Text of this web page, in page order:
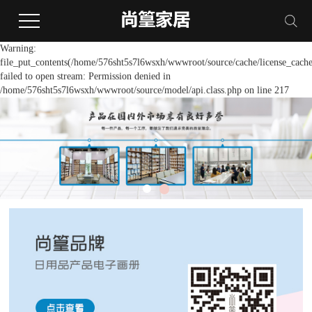
Warning:
file_put_contents(/home/576sht5s7l6wsxh/wwwroot/source/cache/
failed to open stream: Permission denied in
/home/576sht5s7l6wsxh/wwwroot/source/model/api.class.php on line 217